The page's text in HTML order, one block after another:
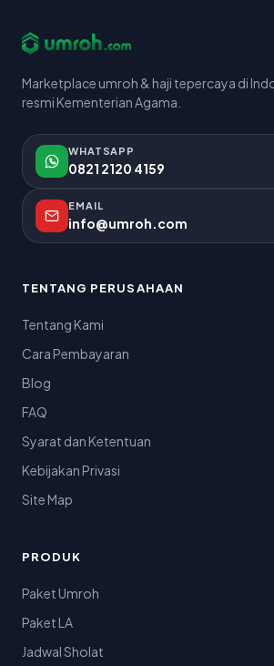
Marketplace umroh & haji tepercaya di
resmi Kementerian Agama.
WHATSAPP
0821 2120 4159
EMAIL
info@umroh.com
TENTANG PERUSAHAAN
Tentang Kami
Cara Pembayaran
Blog
FAQ
Syarat dan Ketentuan
Kebijakan Privasi
Site Map
PRODUK
Paket Umroh
Paket LA
Jadwal Sholat